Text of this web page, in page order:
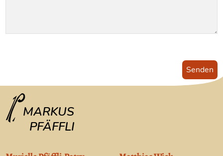
Senden
MARKUS
PFÄFFLI